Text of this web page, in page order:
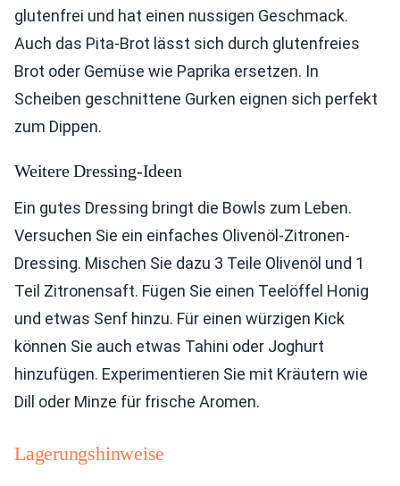
glutenfrei und hat einen nussigen Geschmack.
Auch das Pita-Brot lässt sich durch glutenfreies
Brot oder Gemüse wie Paprika ersetzen. In
Scheiben geschnittene Gurken eignen sich perfekt
zum Dippen.
Weitere Dressing-Ideen
Ein gutes Dressing bringt die Bowls zum Leben.
Versuchen Sie ein einfaches Olivenöl-Zitronen-
Dressing. Mischen Sie dazu 3 Teile Olivenöl und 1
Teil Zitronensaft. Fügen Sie einen Teelöffel Honig
und etwas Senf hinzu. Für einen würzigen Kick
können Sie auch etwas Tahini oder Joghurt
hinzufügen. Experimentieren Sie mit Kräutern wie
Dill oder Minze für frische Aromen.
Lagerungshinweise